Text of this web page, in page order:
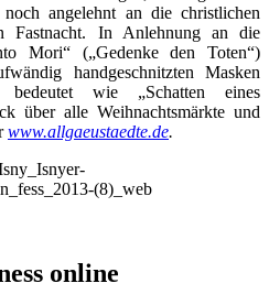
angelehnt an die christlichen
Fastnacht. In Anlehnung an die
Mori“ („Gedenke den Toten“)
handgeschnitzten Masken
wie „Schatten eines
über alle Weihnachtsmärkte und
www.allgaeustaedte.de.
online